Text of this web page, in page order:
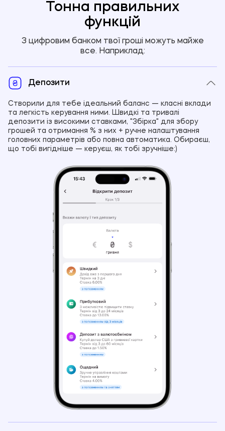
Тонна правильних
функцій
З цифровим банком твої гроші можуть майже
все. Наприклад:
Депозити
Створили для тебе ідеальний баланс — класні вклади
та легкість керування ними. Швидкі та тривалі
депозити із високими ставками, "Збірка" для збору
грошей та отримання % з них + ручне налаштування
головних параметрів або повна автоматика. Обираєш,
що тобі вигідніше — керуєш, як тобі зручніше:)